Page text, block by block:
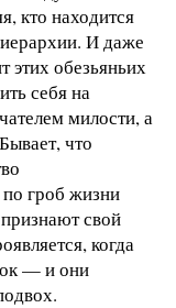
кто находится
И даже
этих обезьяньих
себя на
милости, а
что
гроб жизни
свой
когда
— и они